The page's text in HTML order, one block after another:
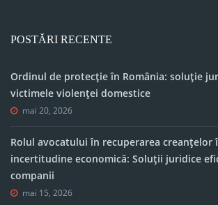
POSTĂRI RECENTE
Ordinul de protecție în România: soluție
victimele violenței domestice
mai 20, 2026
Rolul avocatului în recuperarea creanțelor
incertitudine economică: Soluții juridice
companii
mai 15, 2026